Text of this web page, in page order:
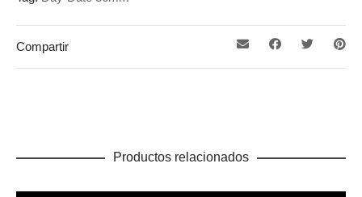
Compartir
Productos relacionados